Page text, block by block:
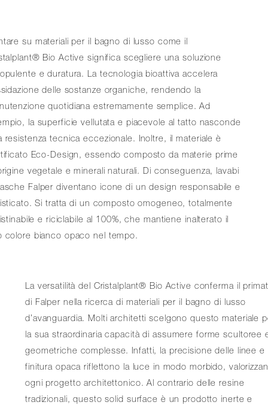
su materiali per il bagno di lusso come il
Bio Active significa scegliere una soluzione
e duratura. La tecnologia bioattiva accelera
delle sostanze organiche, rendendo la
quotidiana estremamente semplice. Ad
la superficie vellutata e piacevole al tatto nasconde
resistenza tecnica eccezionale. Inoltre, il materiale è
Eco-Design, essendo composto da materie prime
vegetale e minerali naturali. Di conseguenza, lavabi
Falper diventano icone di un design responsabile e
Si tratta di un composto omogeneo, totalmente
e riciclabile al 100%, che mantiene inalterato il
colore bianco opaco nel tempo.
La versatilità del Cristalplant® Bio Active conferma il
di Falper nella ricerca di materiali per il bagno di lusso
d’avanguardia. Molti architetti scelgono questo materiale
la sua straordinaria capacità di assumere forme scultoree
geometriche complesse. Infatti, la precisione delle linee e
finitura opaca riflettono la luce in modo morbido,
ogni progetto architettonico. Al contrario delle resine
tradizionali, questo solid surface è un prodotto inerte e